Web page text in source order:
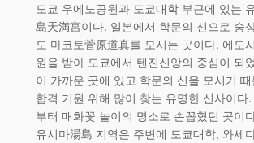
도쿄 우에노공원과 도쿄대학 부근에 있는
島天満宮이다. 일본에서 학문의 신으로 숭
도 마코토菅原道真를 모시는 곳이다. 에도
원을 받아 도쿄에서 텐진신앙의 중심이 되
이 가까운 곳에 있고 학문의 신을 모시기
합격 기원 위해 많이 찾는 유명한 신사이다
부터 매화꽃 놀이의 명소로 손꼽혔던 곳이
유시마湯島 지역은 주변에 도쿄대학, 와세